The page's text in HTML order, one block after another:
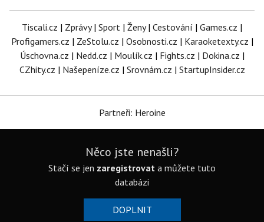
Tiscali.cz | Zprávy| Sport | Ženy| Cestování | Games.cz |
Profigamers.cz | ZeStolu.cz | Osobnosti.cz | Karaoketexty.cz |
Úschovna.cz | Nedd.cz | Moulík.cz | Fights.cz | Dokina.cz |
CZhity.cz | Našepeníze.cz | Srovnám.cz | StartupInsider.cz
Partneři: Heroine
Něco jste nenašli?
Stačí se jen zaregistrovat a můžete tuto
databázi
DOPLNIT